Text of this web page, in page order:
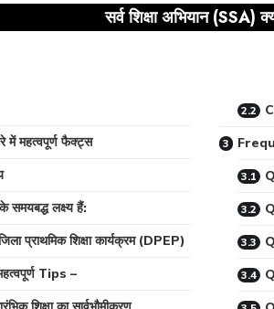
सर्व शिक्षा अभियान (SSA)
में महत्वपूर्ण फैक्ट्स
लक्ष्य हैं:
प्राथमिक शिक्षा कार्यक्रम (DPEP)
Tips –